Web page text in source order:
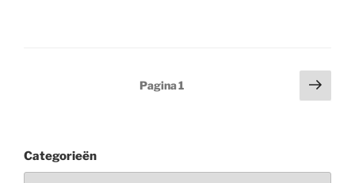
Pagina1
Categorieën